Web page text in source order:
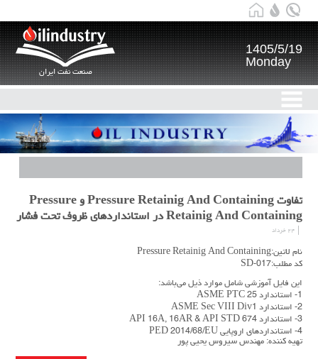
صنعت نفت ایران
1405/5/19
Monday
تفاوت Pressure Retainig And Containing و Pressure
Retainig And Containing در استانداردهای ظروف تحت فشار
۲۴ خرداد
نام لاتین:Pressure Retainig And Containing
کد مطلب:SD-017
این فایل آموزشی شامل موارد ذیل می‌باشد:
1- استاندارد ASME PTC 25
2- استاندارد ASME Sec VIII Div1
3- استاندارد API 16A, 16AR & API STD 674
4- استانداردهای اروپایی PED 2014/68/EU
تهیه کننده: مهندس سیروس یحیی پور